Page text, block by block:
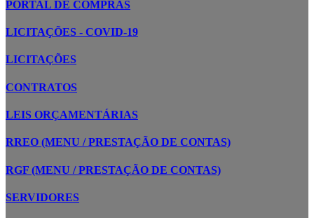
PORTAL DE COMPRAS
LICITAÇÕES - COVID-19
LICITAÇÕES
CONTRATOS
LEIS ORÇAMENTÁRIAS
RREO (MENU / PRESTAÇÃO DE CONTAS)
RGF (MENU / PRESTAÇÃO DE CONTAS)
SERVIDORES